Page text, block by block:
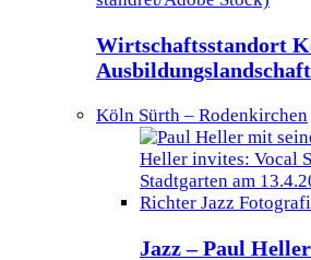
Wirtschaftsstandort
Köln Sürth – Rodenkirchen
Jazz – Paul